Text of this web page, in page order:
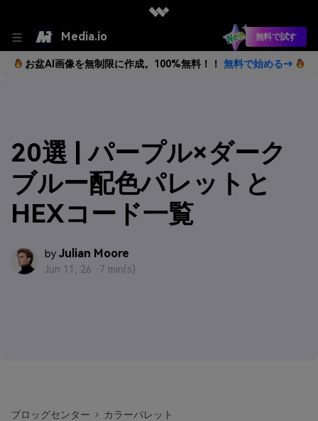
Media.io 無料で試す
お盆AI画像を無制限に作成。100%無料！！ 無料で始める→
20選 | パープル×ダーク
ブルー配色パレットと
HEXコード一覧
by Julian Moore
Jun 11, 26 · 7 min(s)
ブロッグセンター
カラーパレット